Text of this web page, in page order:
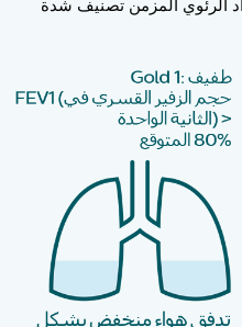
الرئوي المزمن تصنيف شدة